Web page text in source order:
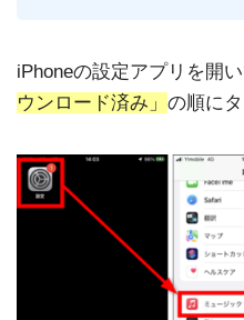
iPhoneの設定アプリを開
ウンロード済み」 の順にタ